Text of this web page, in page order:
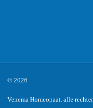
© 2026
Venema Homeopaat. alle